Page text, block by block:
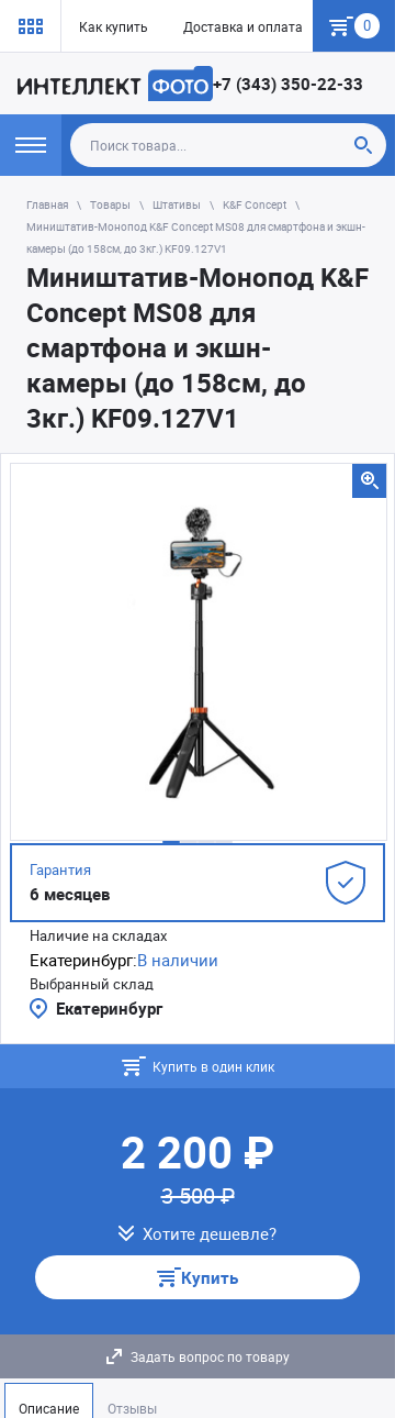
Как купить Доставка и оплата Гарантия
0
+7 (343) 350-22-33
Главная Товары Штативы
K&F Concept
Миништатив-Монопод K&F Concept MS08 для смартфона и экшн-
камеры (до 158см, до 3кг.) KF09.127V1
Миништатив-Монопод K&F
Concept MS08 для
смартфона и экшн-
камеры (до 158см, до
3кг.) KF09.127V1
Гарантия
6 месяцев
Наличие на складах
Екатеринбург:В наличии
Выбранный склад
Екатеринбург
Купить в один клик
2 200 ₽
3 500 ₽
Хотите дешевле?
Купить
Задать вопрос по товару
Описание Отзывы